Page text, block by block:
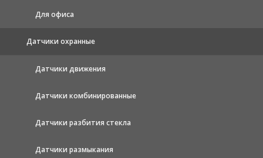
Для офиса
Датчики охранные
Датчики движения
Датчики комбинированные
Датчики разбития стекла
Датчики размыкания